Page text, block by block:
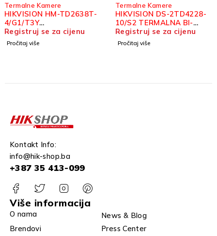
Termalne Kamere
HIKVISION HM-TD2638T-
4/G1/T3Y
TERMOGRAFSKA BI-
SPECTRUM BULLET
KAMERA
Registruj se za cijenu
Pročitaj više
Termalne Kamere
HIKVISION DS-2TD4228-
10/S2 TERMALNA BI-
SPECTRUM IP SPEED
DOME KAMERA
Registruj se za cijenu
Pročitaj više
Kontakt Info:
info@hik-shop.ba
+387 35 413-099
Više informacija
O nama
News & Blog
Brendovi
Press Center